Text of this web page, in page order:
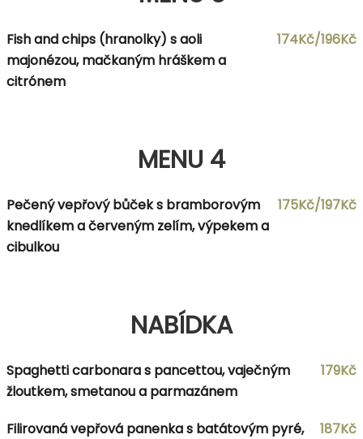
Fish and chips (hranolky) s aoli
majonézou, mačkaným hráškem a
citrónem
174Kč/196Kč
MENU 4
Pečený vepřový bůček s bramborovým
knedlíkem a červeným zelím, výpekem a
cibulkou
175Kč/197Kč
NABÍDKA
Spaghetti carbonara s pancettou, vaječným
žloutkem, smetanou a parmazánem
179Kč
Filirovaná vepřová panenka s batátovým pyré,
187Kč